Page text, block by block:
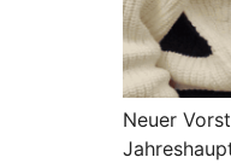
Neuer